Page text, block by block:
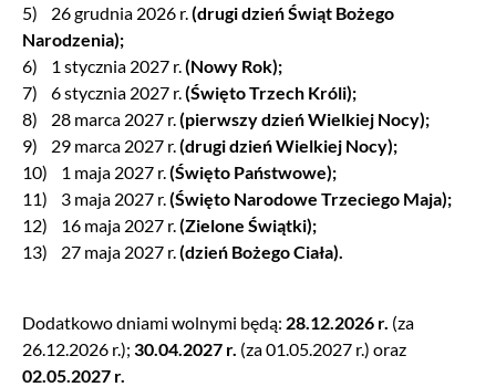
5) 26 grudnia 2026 r.(drugi dzień Świąt Bożego
Narodzenia);
6) 1 stycznia 2027 r.(Nowy Rok);
7) 6 stycznia 2027 r.(Święto Trzech Króli);
8) 28 marca 2027 r.(pierwszy dzień Wielkiej Nocy);
9) 29 marca 2027 r.(drugi dzień Wielkiej Nocy);
10) 1 maja 2027 r.(Święto Państwowe);
11) 3 maja 2027 r.(Święto Narodowe Trzeciego Maja);
12) 16 maja 2027 r.(Zielone Świątki);
13) 27 maja 2027 r.(dzień Bożego Ciała).
Dodatkowo dniami wolnymi będą: 28.12.2026 r. (za
26.12.2026 r.); 30.04.2027 r. (za 01.05.2027 r.) oraz
02.05.2027 r.